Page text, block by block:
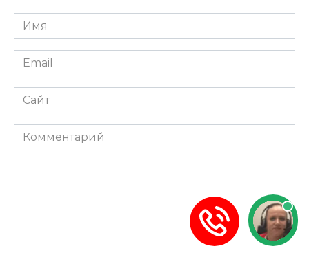
Имя
*
Email
*
Сайт
Комментарий